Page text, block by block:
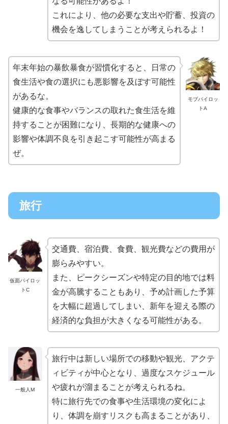
これにより、他の必要な支出や貯蓄、投資の
機会を逸してしまうことが考えられるよ！
モブパイロッ
トA
年末年始の暴飲暴食が習慣化すると、日常の
食生活や食の選択にも悪影響を及ぼす可能性
があるな。
健康的な食事やバランスの取れた食生活を維
持することが困難になり、長期的な健康への
影響や体調不良を引き起こす可能性が高まる
ぜ。
旅行
仮面パイロッ
トC
交通費、宿泊費、食費、観光費などの費用が
膨らみやすい。
また、ピークシーズンや特定の目的地では料
金が高騰することもあり、予め計画した予算
を大幅に超過してしまい、新年を迎える際の
経済的な負担が大きくなる可能性がある。
一般人M
旅行中は新しい場所での移動や観光、アクテ
ィビティが中心となり、過度なスケジュール
や疲れが溜まることが考えられるね。
特に旅行先での食事や生活環境の変化によ
り、体調を崩すリスクも高まることがあり、